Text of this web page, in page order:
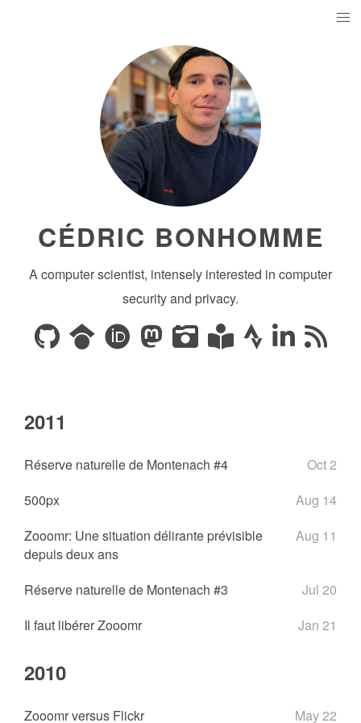
CÉDRIC BONHOMME
A computer scientist, intensely interested in computer
security and privacy.
2011
Réserve naturelle de Montenach #4
Oct 2
500px
Aug 14
Zooomr: Une situation délirante prévisible
depuis deux ans
Aug 11
Réserve naturelle de Montenach #3
Jul 20
Il faut libérer Zooomr
Jan 21
2010
Zooomr versus Flickr May 22